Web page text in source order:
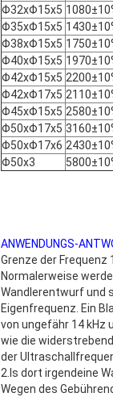
Φ32xΦ15x5
Φ35xΦ15x5
Φ38xΦ15x5
Φ40xΦ15x5
Φ42xΦ15x5
Φ42xΦ17x5
Φ45xΦ15x5
Φ50xΦ17x5
Φ50xΦ17x6
Φ50x3
ANWENDUNGS-
Grenze der
Normalerweise
Wandlerentwurf und
Eigenfrequenz. Ein
von ungefähr 14 kHz
wie die
der
2.Is dort irgendeine
Wegen des